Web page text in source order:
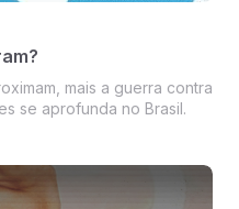
mais a guerra contra
se aprofunda no Brasil.